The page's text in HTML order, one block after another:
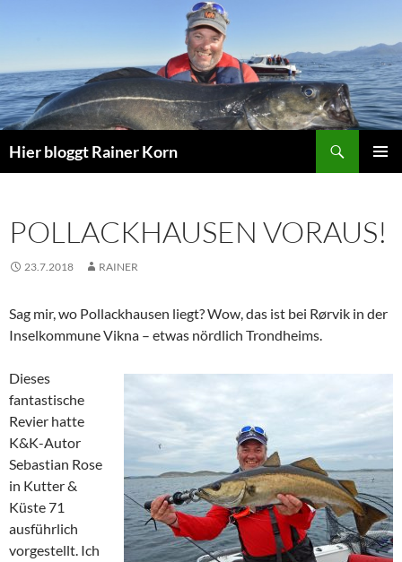
Hier bloggt Rainer Korn
POLLACKHAUSEN VORAUS!
23.7.2018 RAINER
Sag mir, wo Pollackhausen liegt? Wow, das ist bei Rørvik in der
Inselkommune Vikna – etwas nördlich Trondheims.
Dieses
fantastische
Revier hatte
K&K-Autor
Sebastian Rose
in Kutter &
Küste 71
ausführlich
vorgestellt. Ich